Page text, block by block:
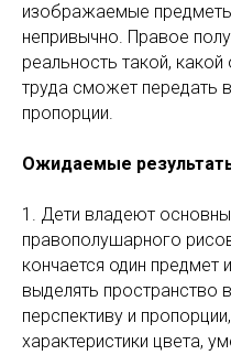
изображаемые
непривычно. Правое
реальность такой,
труда сможет передать
пропорции.
Ожидаемые
1. Дети владеют
правополушарного
кончается один предмет
выделять пространство
перспективу и
характеристики цвета,